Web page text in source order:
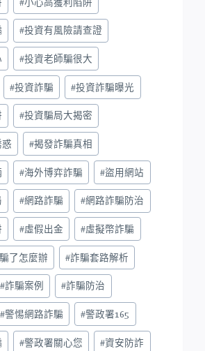
#投資有風險請查證
#投資老師騙很大
#投資詐騙 #投資詐騙曝光
#投資騙局大揭密
#揭發詐騙真相
#海外博弈詐騙 #盜用網站
#網路詐騙 #網路詐騙防治
#虛假出金 #虛擬幣詐騙
了怎麼辦 #詐騙套路解析
#詐騙案例 #詐騙防治
#警惕網路詐騙 #警政署165
#警政署關心您 #資安防詐